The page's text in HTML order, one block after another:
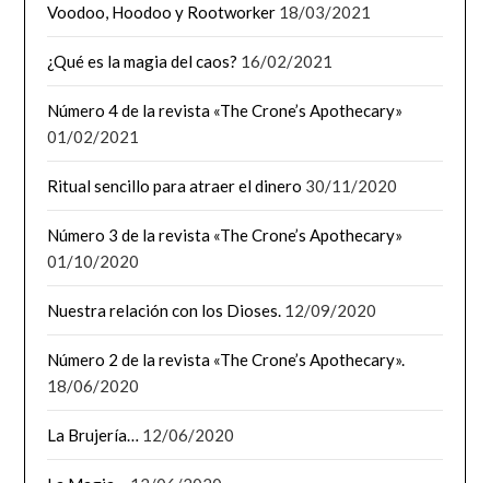
Voodoo, Hoodoo y Rootworker 18/03/2021
¿Qué es la magia del caos? 16/02/2021
Número 4 de la revista «The Crone’s Apothecary»
01/02/2021
Ritual sencillo para atraer el dinero 30/11/2020
Número 3 de la revista «The Crone’s Apothecary»
01/10/2020
Nuestra relación con los Dioses. 12/09/2020
Número 2 de la revista «The Crone’s Apothecary».
18/06/2020
La Brujería… 12/06/2020